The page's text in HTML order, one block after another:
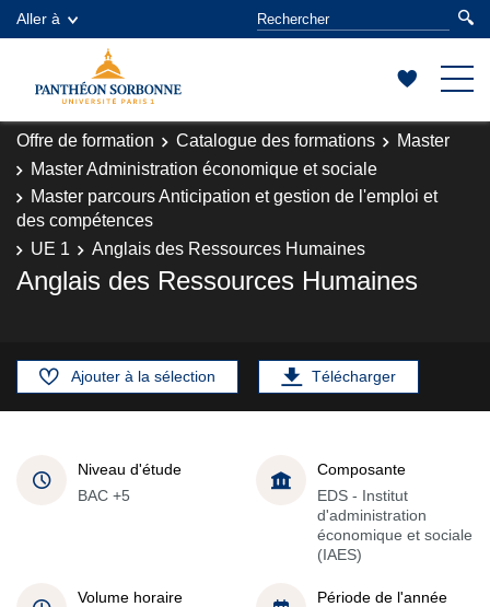
Aller à
Offre de formation Catalogue des formations
Master
Master Administration économique et sociale
Master parcours Anticipation et gestion de l'emploi et
des compétences
UE 1
Anglais des Ressources Humaines
Anglais des Ressources Humaines
Ajouter à la sélection Télécharger
Niveau d'étude
BAC +5
Composante
EDS - Institut
d'administration
économique et sociale
(IAES)
Volume horaire
Période de l'année